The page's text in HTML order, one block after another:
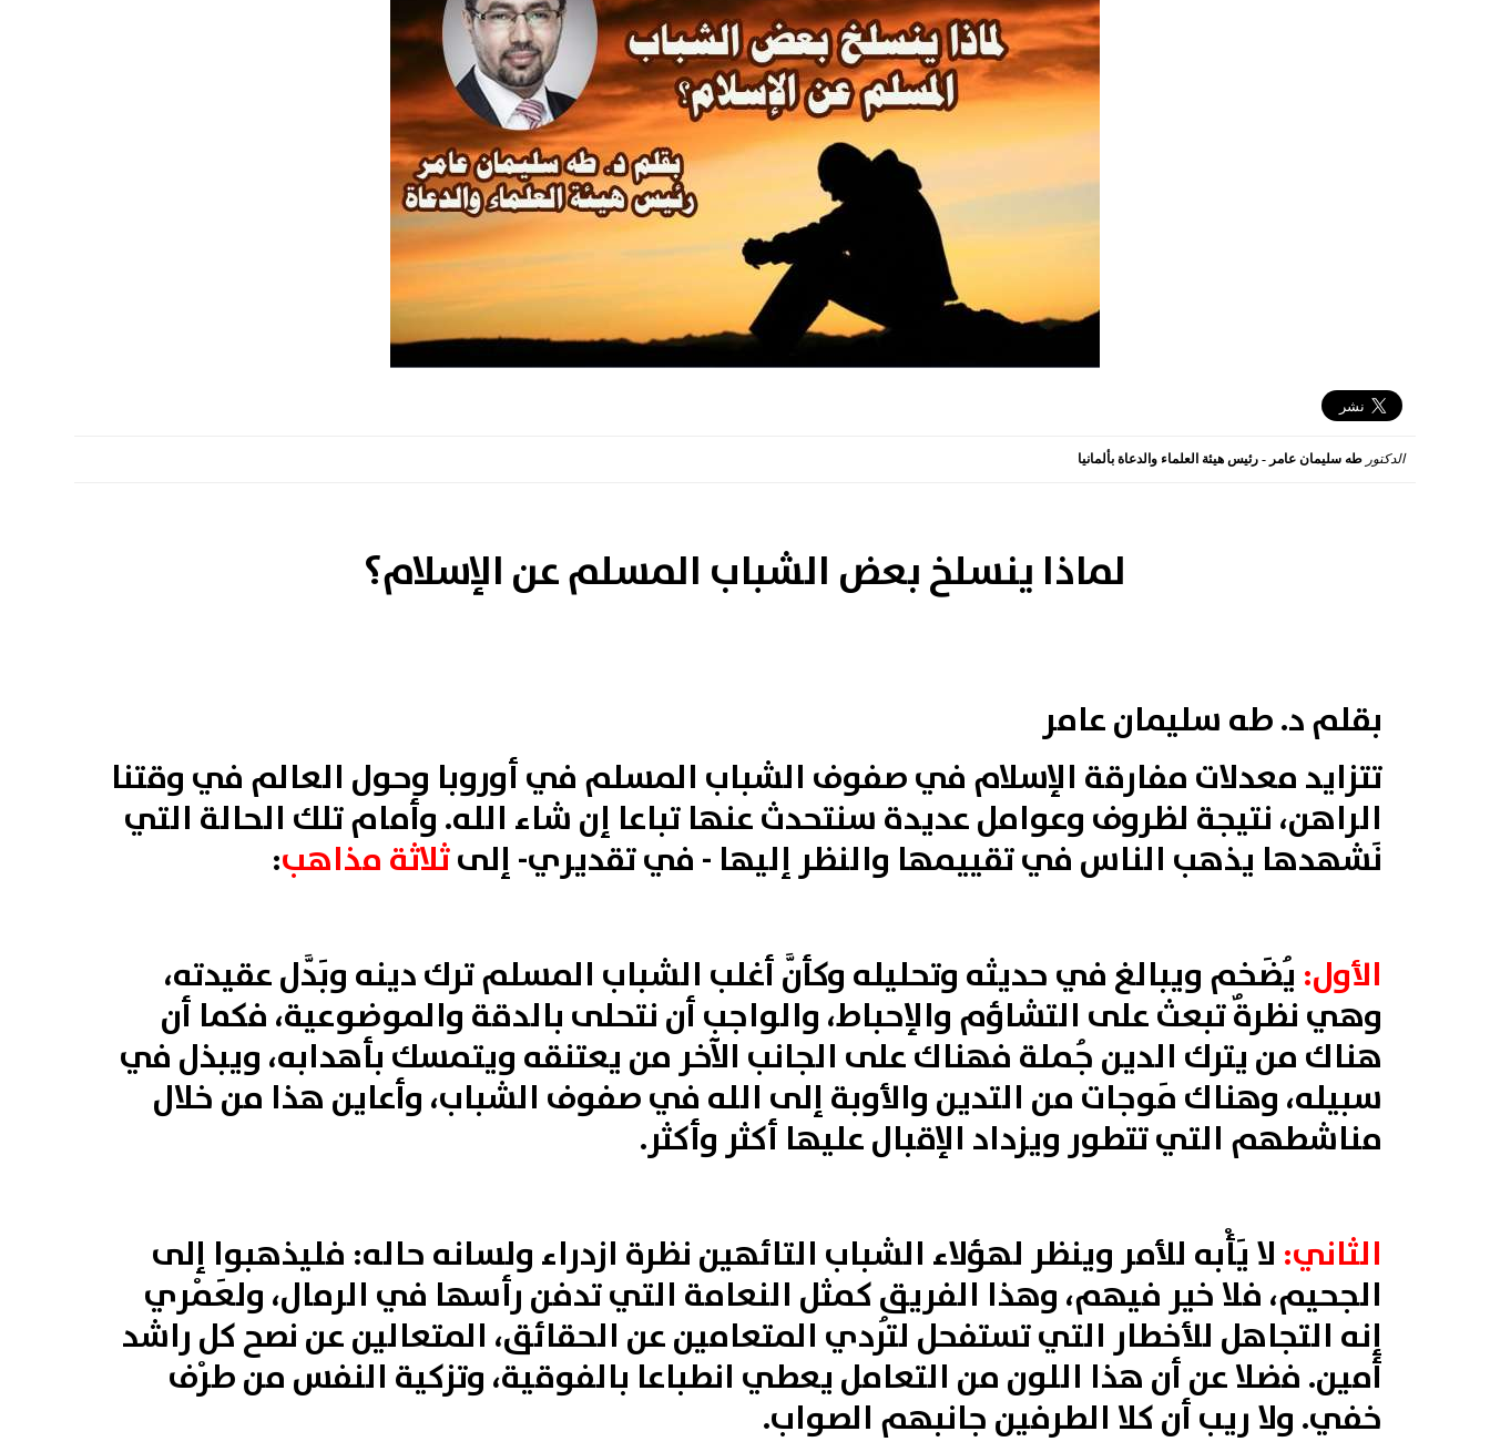
الدكتورطه سليمان عامر - رئيس هيئة العلماء والدعاة بألمانيا
لماذا ينسلخ بعض الشباب المسلم عن الإسلام؟
بقلم د. طه سليمان عامر
تتزايد معدلات مفارقة الإسلام في صفوف الشباب المسلم في أوروبا وحول العالم في وقتنا
الراهن، نتيجة لظروف وعوامل عديدة سنتحدث عنها تباعا إن شاء الله. وأمام تلك الحالة التي
نَشهدها يذهب الناس في تقييمها والنظر إليها - في تقديري- إلىثلاثة مذاهب:
الأول: يُضَخم ويبالغ في حديثه وتحليله وكأنَّ أغلب الشباب المسلم ترك دينه وبَدَّل عقيدته،
وهي نظرةٌ تبعث على التشاؤم والإحباط، والواجب أن نتحلى بالدقة والموضوعية، فكما أن
هناك من يترك الدين جُملة فهناك على الجانب الآخر من يعتنقه ويتمسك بأهدابه، ويبذل في
سبيله، وهناك مَوجات من التدين والأوبة إلى الله في صفوف الشباب، وأعاين هذا من خلال
مناشطهم التي تتطور ويزداد الإقبال عليها أكثر وأكثر.
الثاني: لا يَأْبه للأمر وينظر لهؤلاء الشباب التائهين نظرة ازدراء ولسانه حاله: فليذهبوا إلى
الجحيم، فلا خير فيهم، وهذا الفريق كمثل النعامة التي تدفن رأسها في الرمال، ولعَمْري
إنه التجاهل للأخطار التي تستفحل لتُردي المتعامين عن الحقائق، المتعالين عن نصح كل راشد
أمين. فضلا عن أن هذا اللون من التعامل يعطي انطباعا بالفوقية، وتزكية النفس من طرْف
خفي. ولا ريب أن كلا الطرفين جانبهم الصواب.